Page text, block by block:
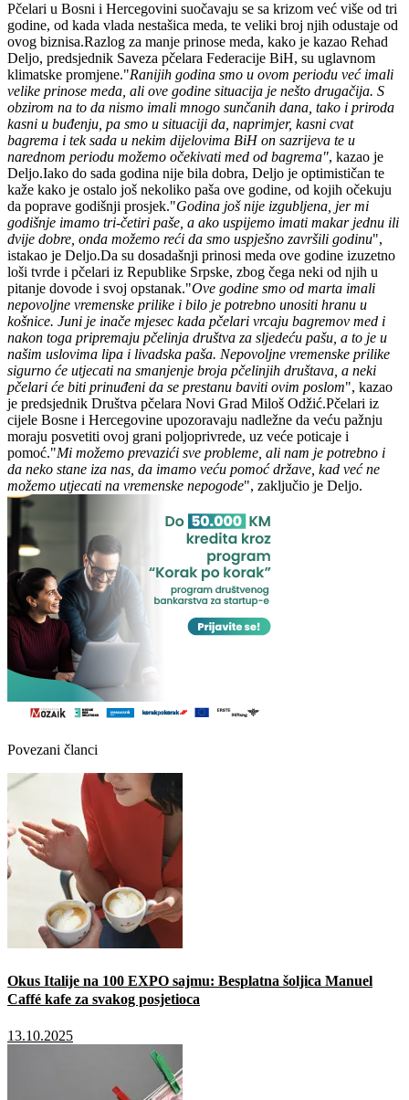
Pčelari u Bosni i Hercegovini suočavaju se sa krizom već više od tri
godine, od kada vlada nestašica meda, te veliki broj njih odustaje od
ovog biznisa.Razlog za manje prinose meda, kako je kazao Rehad
Deljo, predsjednik Saveza pčelara Federacije BiH, su uglavnom
klimatske promjene."Ranijih godina smo u ovom periodu već imali
velike prinose meda, ali ove godine situacija je nešto drugačija. S
obzirom na to da nismo imali mnogo sunčanih dana, tako i priroda
kasni u buđenju, pa smo u situaciji da, naprimjer, kasni cvat
bagrema i tek sada u nekim dijelovima BiH on sazrijeva te u
narednom periodu možemo očekivati med od bagrema", kazao je
Deljo.Iako do sada godina nije bila dobra, Deljo je optimističan te
kaže kako je ostalo još nekoliko paša ove godine, od kojih očekuju
da poprave godišnji prosjek."Godina još nije izgubljena, jer mi
godišnje imamo tri-četiri paše, a ako uspijemo imati makar jednu ili
dvije dobre, onda možemo reći da smo uspješno završili godinu",
istakao je Deljo.Da su dosadašnji prinosi meda ove godine izuzetno
loši tvrde i pčelari iz Republike Srpske, zbog čega neki od njih u
pitanje dovode i svoj opstanak."Ove godine smo od marta imali
nepovoljne vremenske prilike i bilo je potrebno unositi hranu u
košnice. Juni je inače mjesec kada pčelari vrcaju bagremov med i
nakon toga pripremaju pčelinja društva za sljedeću pašu, a to je u
našim uslovima lipa i livadska paša. Nepovoljne vremenske prilike
sigurno će utjecati na smanjenje broja pčelinjih društava, a neki
pčelari će biti prinuđeni da se prestanu baviti ovim poslom", kazao
je predsjednik Društva pčelara Novi Grad Miloš Odžić.Pčelari iz
cijele Bosne i Hercegovine upozoravaju nadležne da veću pažnju
moraju posvetiti ovoj grani poljoprivrede, uz veće poticaje i
pomoć."Mi možemo prevazići sve probleme, ali nam je potrebno i
da neko stane iza nas, da imamo veću pomoć države, kad već ne
možemo utjecati na vremenske nepogode", zaključio je Deljo.
Povezani članci
Okus Italije na 100 EXPO sajmu: Besplatna šoljica Manuel
Caffé kafe za svakog posjetioca
13.10.2025